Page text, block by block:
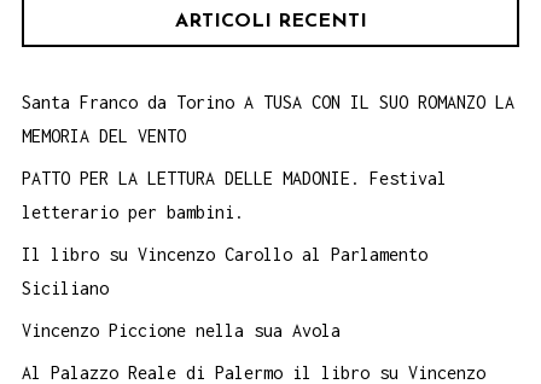
dalla
Buttitta.
ARTICOLI RECENTI
Santa Franco da Torino A TUSA CON IL SUO ROMANZO LA
MEMORIA DEL VENTO
PATTO PER LA LETTURA DELLE MADONIE. Festival
letterario per bambini.
Il libro su Vincenzo Carollo al Parlamento
Siciliano
Vincenzo Piccione nella sua Avola
Al Palazzo Reale di Palermo il libro su Vincenzo